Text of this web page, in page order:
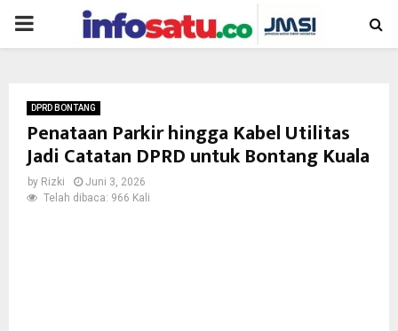
PRIMARY
DPRD BONTANG
Penataan Parkir hingga Kabel Utilitas
Jadi Catatan DPRD untuk Bontang Kuala
by Rizki
Juni 3, 2026
Telah dibaca: 966 Kali